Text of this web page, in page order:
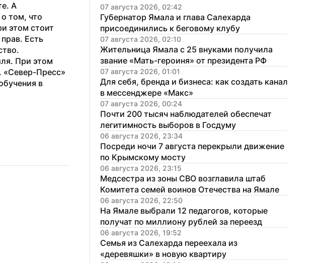
А
том, что
этом стоит
Есть
При этом
в
07 августа 2026, 02:42
Губернатор Ямала и глава Салехарда
присоединились к беговому клубу
07 августа 2026, 02:10
Жительница Ямала с 25 внуками получила
звание «Мать-героиня» от президента РФ
07 августа 2026, 01:01
Для себя, бренда и бизнеса: как создать канал
в мессенджере «Макс»
07 августа 2026, 00:24
Почти 200 тысяч наблюдателей обеспечат
легитимность выборов в Госдуму
06 августа 2026, 23:34
Посреди ночи 7 августа перекрыли движение
по Крымскому мосту
06 августа 2026, 23:15
Медсестра из зоны СВО возглавила штаб
Комитета семей воинов Отечества на Ямале
06 августа 2026, 22:50
На Ямале выбрали 12 педагогов, которые
получат по миллиону рублей за переезд
06 августа 2026, 19:52
Семья из Салехарда переехала из
«деревяшки» в новую квартиру